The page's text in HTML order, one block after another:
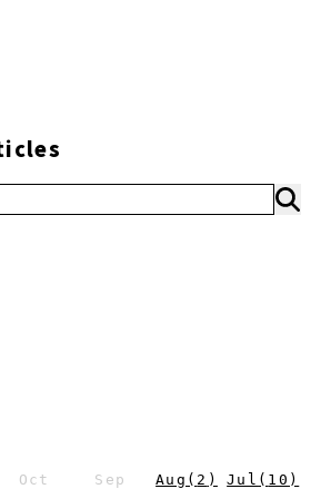
Oct Sep Aug ( 2 ) Jul ( 10 )